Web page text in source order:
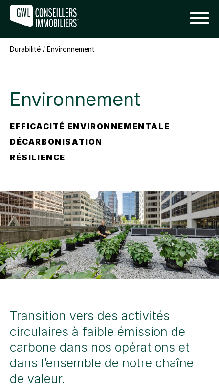
Durabilité / Environnement
Environnement
EFFICACITÉ ENVIRONNEMENTALE
DÉCARBONISATION
RÉSILIENCE
Transition vers des activités
circulaires à faible émission de
carbone dans nos opérations et
dans l’ensemble de notre chaîne
de valeur.